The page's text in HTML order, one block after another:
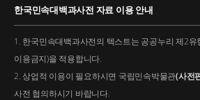
한국민속대백과사전 자료 이용 안내
1. 한국민속대백과사전의 텍스트는 공공누리 제2유
이용금지)을 적용합니다.
2. 상업적 이용이 필요하시면 국립민속박물관(사전
사전 협의하시기 바랍니다.